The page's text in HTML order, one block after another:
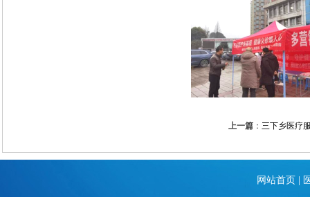
上一篇： 三下乡医疗
网站首页